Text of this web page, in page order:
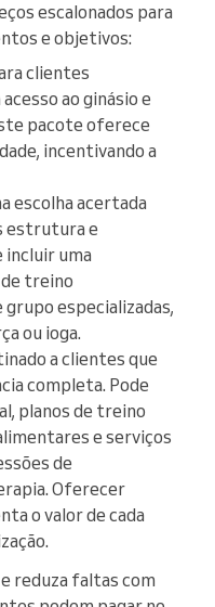
escalonados para
e objetivos:
clientes
ao ginásio e
pacote oferece
incentivando a
escolha acertada
estrutura e
incluir uma
de treino
grupo especializadas,
ou ioga.
a clientes que
completa. Pode
planos de treino
e serviços
de
Oferecer
o valor de cada
reduza faltas com